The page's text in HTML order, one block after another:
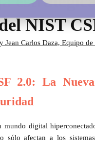
NIST
Jean Carlos Daza, Equipo
2.0: La
mundo digital
sólo afectan a los